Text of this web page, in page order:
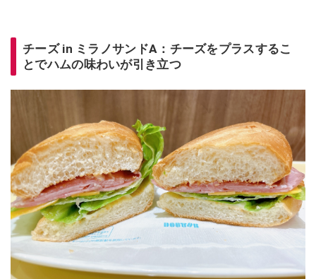
チーズ in ミラノサンドA：チーズをプラスするこ
とでハムの味わいが引き立つ